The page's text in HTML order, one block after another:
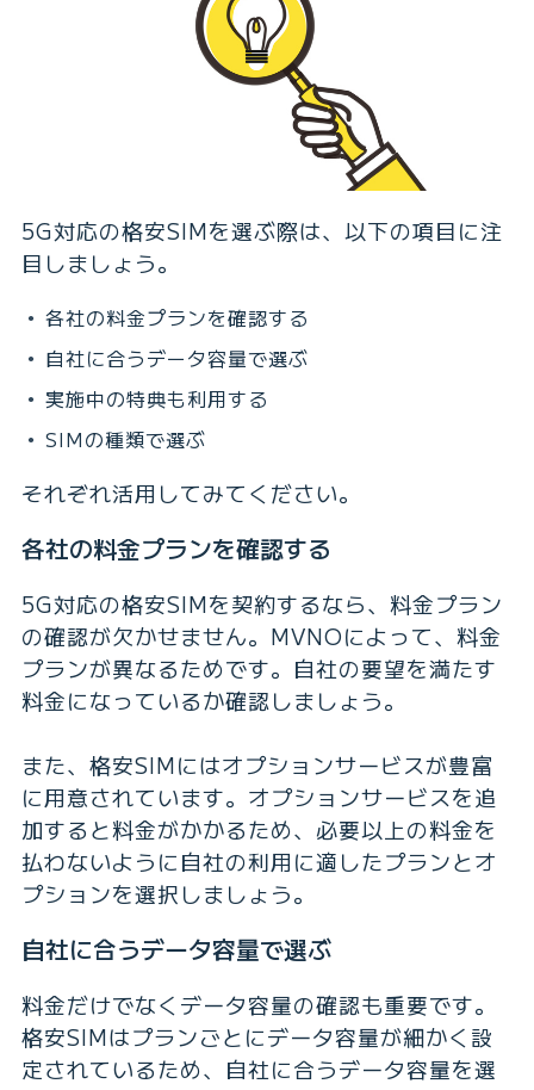
5G対応の格安SIMを選ぶ際は、以下の項目に注
目しましょう。
各社の料金プランを確認する
自社に合うデータ容量で選ぶ
実施中の特典も利用する
SIMの種類で選ぶ
それぞれ活用してみてください。
各社の料金プランを確認する
5G対応の格安SIMを契約するなら、料金プラン
の確認が欠かせません。MVNOによって、料金
プランが異なるためです。自社の要望を満たす
料金になっているか確認しましょう。
また、格安SIMにはオプションサービスが豊富
に用意されています。オプションサービスを追
加すると料金がかかるため、必要以上の料金を
払わないように自社の利用に適したプランとオ
プションを選択しましょう。
自社に合うデータ容量で選ぶ
料金だけでなくデータ容量の確認も重要です。
格安SIMはプランごとにデータ容量が細かく設
定されているため、自社に合うデータ容量を選